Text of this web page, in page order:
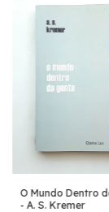
O Mundo Dentro
- A. S. Kremer